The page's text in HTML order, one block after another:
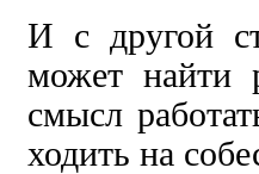
И с другой
может найти
смысл
ходить на